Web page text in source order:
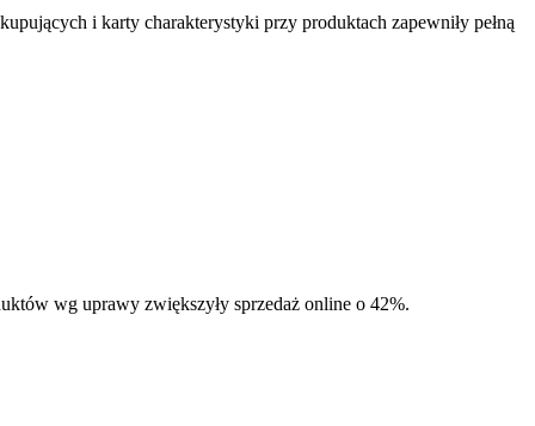
i karty charakterystyki przy produktach zapewniły pełną
wg uprawy zwiększyły sprzedaż online o 42%.